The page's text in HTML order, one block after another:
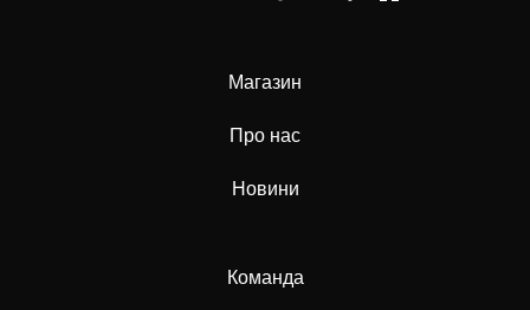
Магазин
Про нас
Новини
Команда